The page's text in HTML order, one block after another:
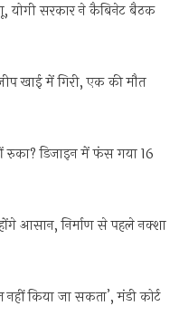
योगी सरकार ने कैबिनेट बैठक
खाई में गिरी, एक की मौत
रुका? डिजाइन में फंस गया 16
होंगे आसान, निर्माण से पहले नक्शा
किया जा सकता’, मंडी कोर्ट